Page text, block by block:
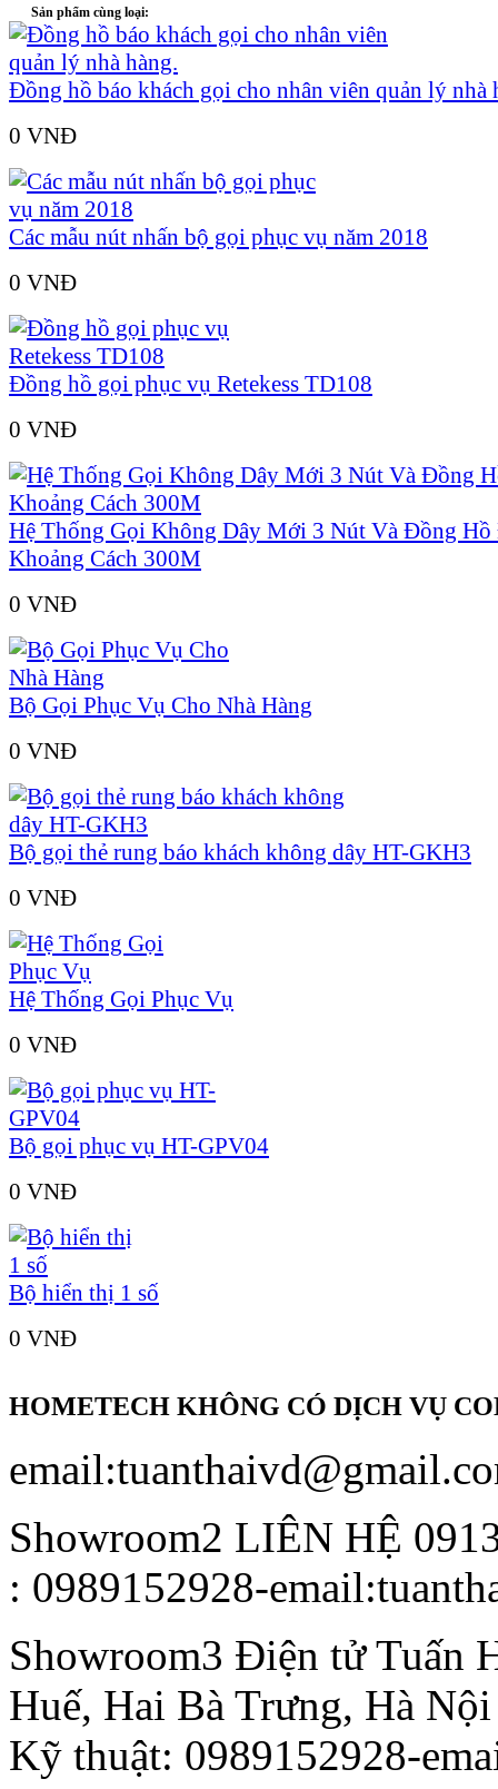
Sản phẩm cùng loại:
Đồng hồ báo khách gọi cho nhân viên quản lý nhà
0 VNÐ
Các mẫu nút nhấn bộ gọi phục vụ năm 2018
0 VNÐ
Đồng hồ gọi phục vụ Retekess TD108
0 VNÐ
Hệ Thống Gọi Không Dây Mới 3 Nút Và Đồng Hồ
Khoảng Cách 300M
0 VNÐ
Bộ Gọi Phục Vụ Cho Nhà Hàng
0 VNÐ
Bộ gọi thẻ rung báo khách không dây HT-GKH3
0 VNÐ
Hệ Thống Gọi Phục Vụ
0 VNÐ
Bộ gọi phục vụ HT-GPV04
0 VNÐ
Bộ hiển thị 1 số
0 VNÐ
HOMETECH KHÔNG CÓ DỊCH VỤ
Showroom2 LIÊN HỆ
: 0989152928-
Showroom3 Điện tử Tuấn
Huế, Hai Bà Trưng, Hà Nội
Kỹ thuật: 0989152928-